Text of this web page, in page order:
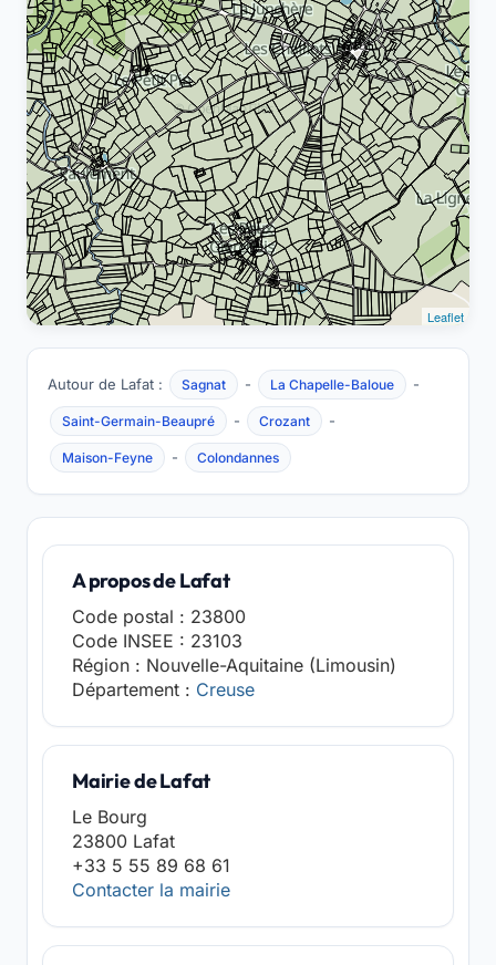
Leaflet
Autour de Lafat : Sagnat - La Chapelle-Baloue -
Saint-Germain-Beaupré - Crozant -
Maison-Feyne - Colondannes
A propos de Lafat
Code postal : 23800
Code INSEE : 23103
Région : Nouvelle-Aquitaine (Limousin)
Département : Creuse
Mairie de Lafat
Le Bourg
23800 Lafat
+33 5 55 89 68 61
Contacter la mairie